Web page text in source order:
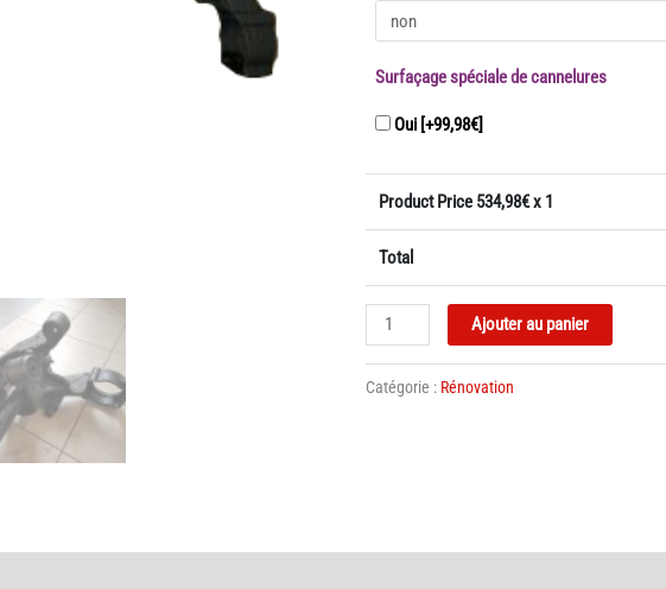
Surfaçage spéciale de cannelures
Oui [+99,98€]
Product Price 534,98€ x 1
Total
quantité
de
Arrière
Ajouter au panier
Catégorie : Rénovation